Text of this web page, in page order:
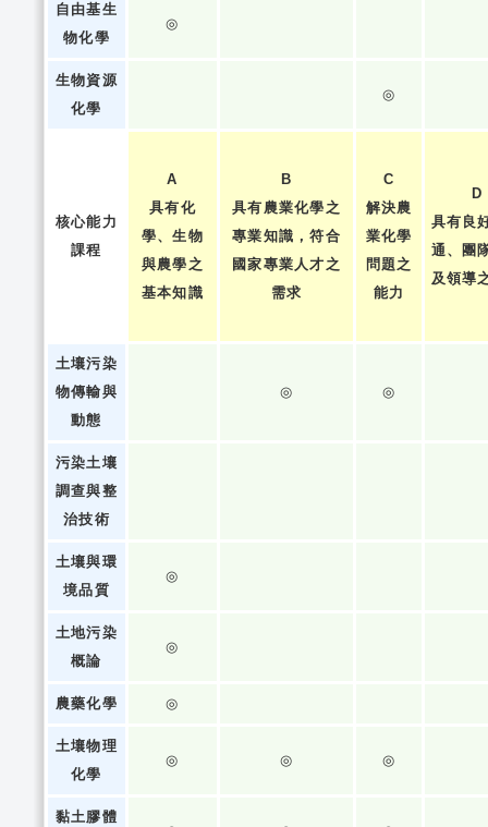
自由基生
物化學
◎
生物資源
化學
◎
核心能力
課程
A
具有化
學、生物
與農學之
基本知識
B
具有農業化學之
專業知識，符合
國家專業人才之
需求
C
解決農
業化學
問題之
能力
D
具有良
通、團
及領導
土壤污染
物傳輸與
動態
◎ ◎
污染土壤
調查與整
治技術
土壤與環
境品質
◎
土地污染
概論
◎
農藥化學 ◎
土壤物理
化學
◎ ◎ ◎
黏土膠體